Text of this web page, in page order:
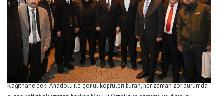
Kağıthane’deki Anadolu ile gönül köprüleri kuran, her zaman zor durumda